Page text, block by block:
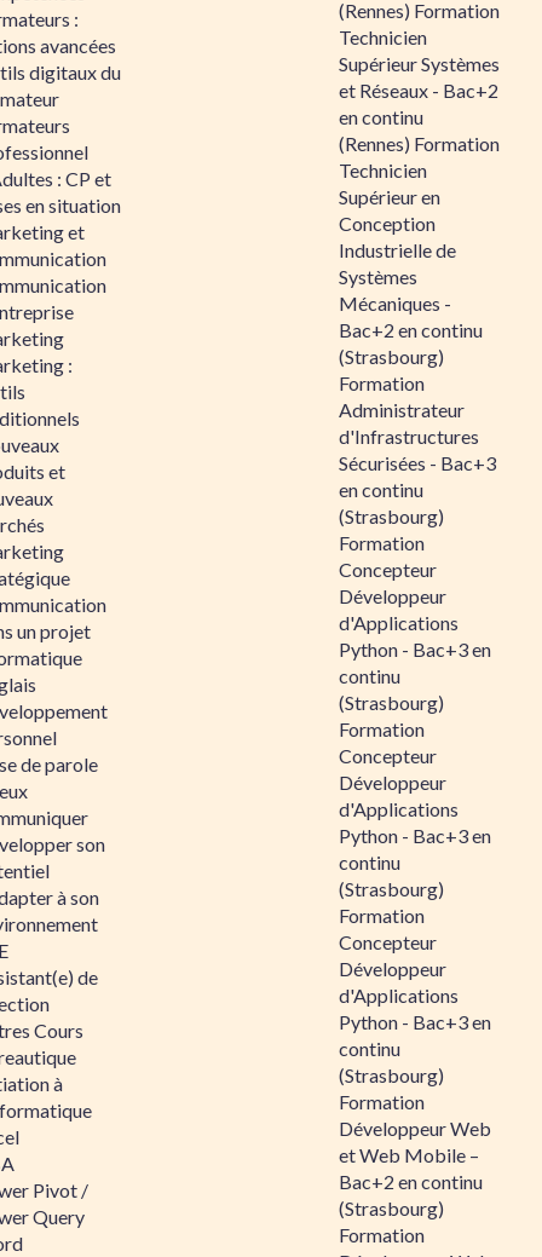
:
avancées
digitaux du
: CP et
en situation
et
:
et
un projet
de parole
son
à son
de
Cours
à
Pivot /
Query
(Rennes) Formation
Technicien
Supérieur Systèmes
et Réseaux - Bac+2
en continu
(Rennes) Formation
Technicien
Supérieur en
Conception
Industrielle de
Systèmes
Mécaniques -
Bac+2 en continu
(Strasbourg)
Formation
Administrateur
d'Infrastructures
Sécurisées - Bac+3
en continu
(Strasbourg)
Formation
Concepteur
Développeur
d'Applications
Python - Bac+3 en
continu
(Strasbourg)
Formation
Concepteur
Développeur
d'Applications
Python - Bac+3 en
continu
(Strasbourg)
Formation
Concepteur
Développeur
d'Applications
Python - Bac+3 en
continu
(Strasbourg)
Formation
Développeur Web
et Web Mobile –
Bac+2 en continu
(Strasbourg)
Formation